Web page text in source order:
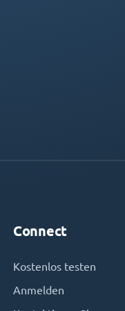
Connect
Kostenlos testen
Anmelden